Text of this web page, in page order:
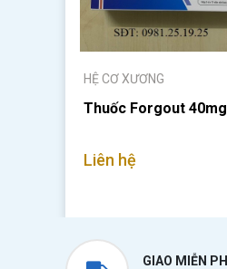
HỆ CƠ XƯƠNG
Thuốc Forgout 40mg
Liên hệ
GIAO MIỄN PHÍ